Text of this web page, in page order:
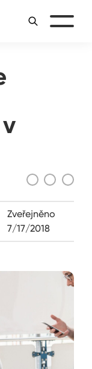
Zveřejněno
7/17/2018